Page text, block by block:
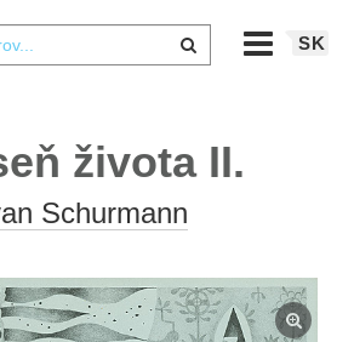
SK
života II.
Schurmann